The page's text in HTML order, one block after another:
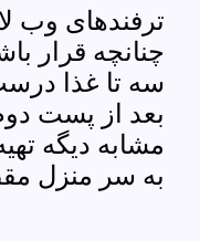
ترفندهای وب
چنانچه قرار
سه تا غذا
بعد از پست
مشابه دیگه
به سر منزل